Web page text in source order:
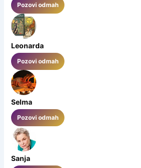
Pozovi odmah
Leonarda
Pozovi odmah
Selma
Pozovi odmah
Sanja